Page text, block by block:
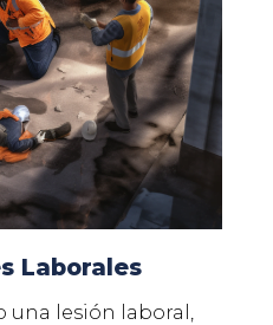
Laborales
una lesión laboral,